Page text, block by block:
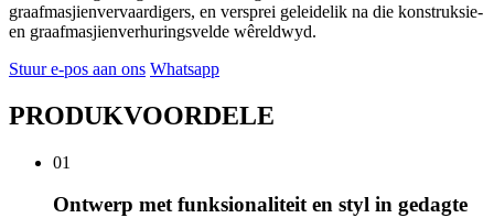
graafmasjienvervaardigers, en versprei geleidelik na die konstruksie-
en graafmasjienverhuringsvelde wêreldwyd.
Stuur e-pos aan ons Whatsapp
PRODUKVOORDELE
01
Ontwerp met funksionaliteit en styl in gedagte